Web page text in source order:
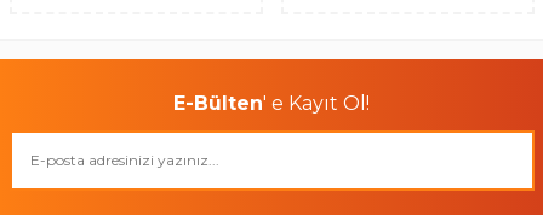
E-Bülten' e Kayıt Ol!